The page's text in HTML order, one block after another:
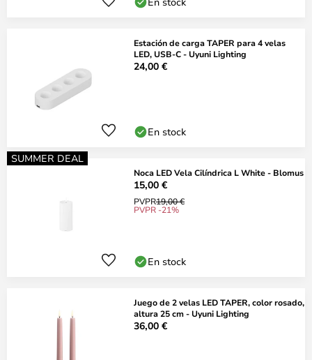
Estación de carga TAPER para 4 velas
LED, USB-C - Uyuni Lighting
24,00 €
En stock
SUMMER DEAL
Noca LED Vela Cilíndrica L White - Blomus
15,00 €
PVPR19,00 €
PVPR -21%
En stock
Juego de 2 velas LED TAPER, color rosado,
altura 25 cm - Uyuni Lighting
36,00 €